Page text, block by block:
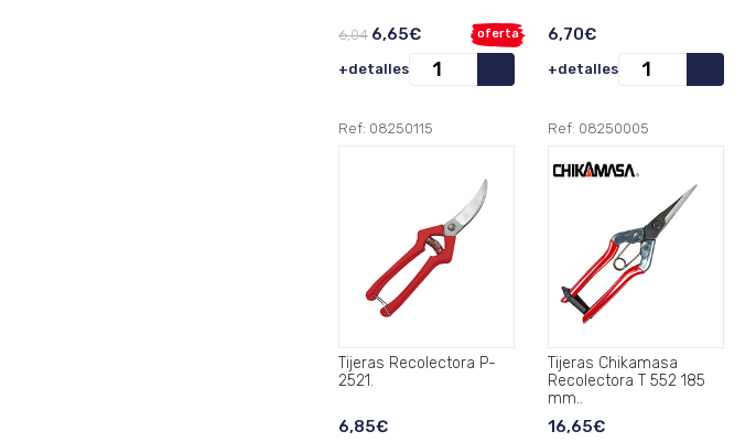
oferta
6,04 6,65€
+detalles
6,70€
+detalles
Ref: 08250115
Tijeras Recolectora P-
2521.
6,85€
Ref: 08250005
Tijeras Chikamasa
Recolectora T 552 185
mm..
16,65€